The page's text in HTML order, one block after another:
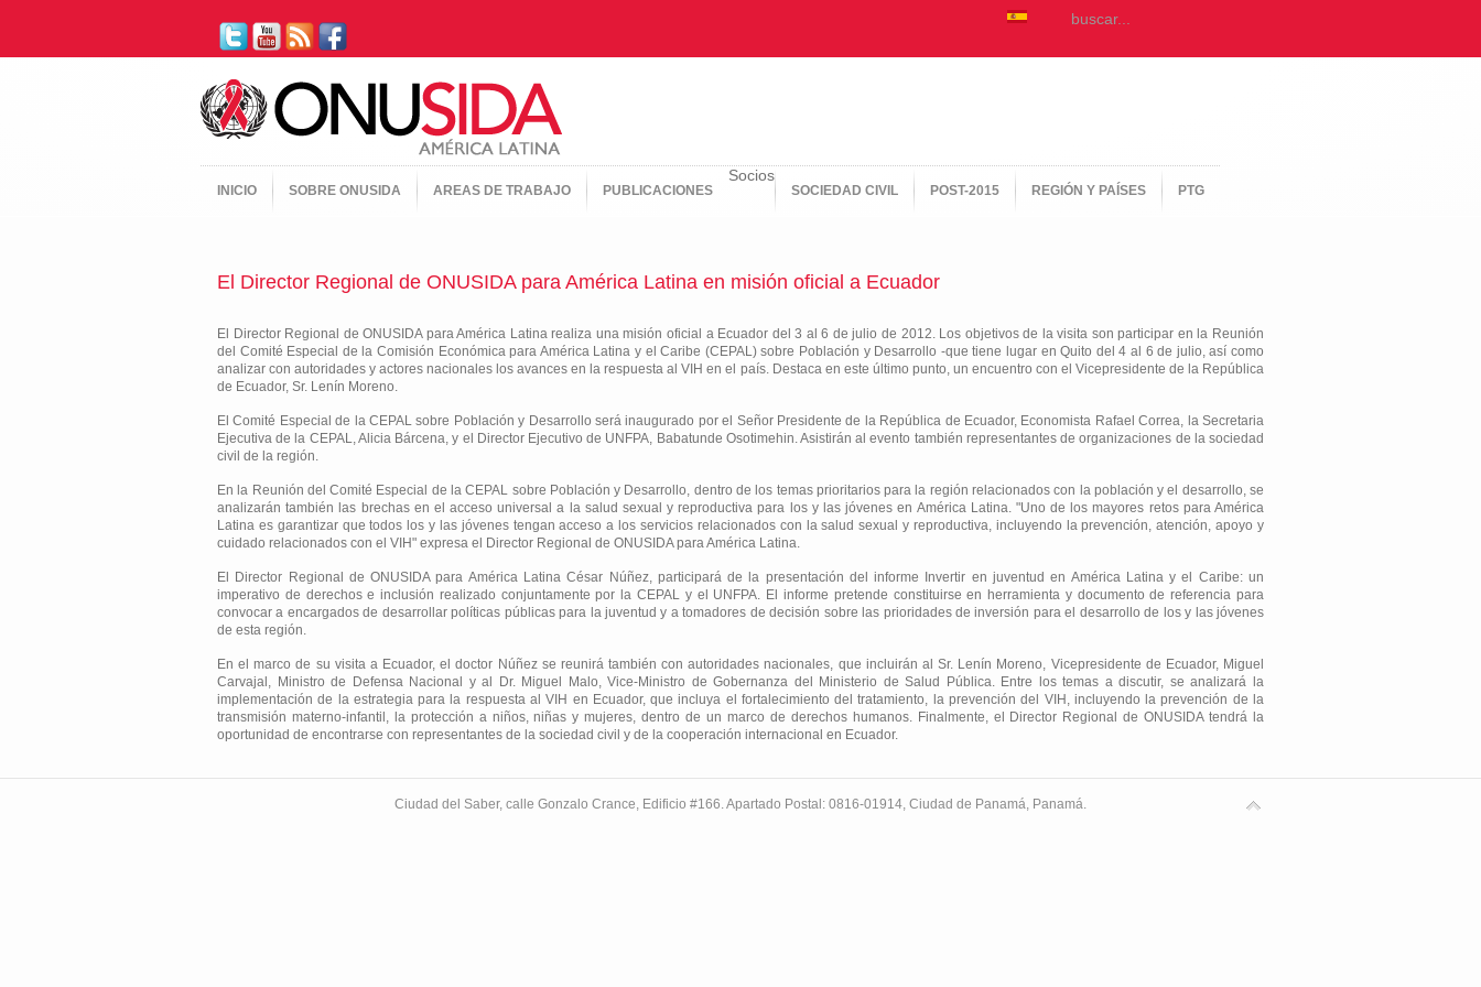
INICIO SOBRE ONUSIDA AREAS DE TRABAJO PUBLICACIONES
Socios
SOCIEDAD CIVIL POST-2015 REGIÓN Y PAÍSES PTG
El Director Regional de ONUSIDA para América Latina en misión oficial a Ecuador
El Director Regional de ONUSIDA para América Latina realiza una misión oficial a Ecuador del 3 al 6 de julio de 2012. Los objetivos de la visita son participar en la Reunión
del Comité Especial de la Comisión Económica para América Latina y el Caribe (CEPAL) sobre Población y Desarrollo -que tiene lugar en Quito del 4 al 6 de julio, así como
analizar con autoridades y actores nacionales los avances en la respuesta al VIH en el país. Destaca en este último punto, un encuentro con el Vicepresidente de la República
de Ecuador, Sr. Lenín Moreno.
El Comité Especial de la CEPAL sobre Población y Desarrollo será inaugurado por el Señor Presidente de la República de Ecuador, Economista Rafael Correa, la Secretaria
Ejecutiva de la CEPAL, Alicia Bárcena, y el Director Ejecutivo de UNFPA, Babatunde Osotimehin. Asistirán al evento también representantes de organizaciones de la sociedad
civil de la región.
En la Reunión del Comité Especial de la CEPAL sobre Población y Desarrollo, dentro de los temas prioritarios para la región relacionados con la población y el desarrollo, se
analizarán también las brechas en el acceso universal a la salud sexual y reproductiva para los y las jóvenes en América Latina. "Uno de los mayores retos para América
Latina es garantizar que todos los y las jóvenes tengan acceso a los servicios relacionados con la salud sexual y reproductiva, incluyendo la prevención, atención, apoyo y
cuidado relacionados con el VIH" expresa el Director Regional de ONUSIDA para América Latina.
El Director Regional de ONUSIDA para América Latina César Núñez, participará de la presentación del informe Invertir en juventud en América Latina y el Caribe: un
imperativo de derechos e inclusión realizado conjuntamente por la CEPAL y el UNFPA. El informe pretende constituirse en herramienta y documento de referencia para
convocar a encargados de desarrollar políticas públicas para la juventud y a tomadores de decisión sobre las prioridades de inversión para el desarrollo de los y las jóvenes
de esta región.
En el marco de su visita a Ecuador, el doctor Núñez se reunirá también con autoridades nacionales, que incluirán al Sr. Lenín Moreno, Vicepresidente de Ecuador, Miguel
Carvajal, Ministro de Defensa Nacional y al Dr. Miguel Malo, Vice-Ministro de Gobernanza del Ministerio de Salud Pública. Entre los temas a discutir, se analizará la
implementación de la estrategia para la respuesta al VIH en Ecuador, que incluya el fortalecimiento del tratamiento, la prevención del VIH, incluyendo la prevención de la
transmisión materno-infantil, la protección a niños, niñas y mujeres, dentro de un marco de derechos humanos. Finalmente, el Director Regional de ONUSIDA tendrá la
oportunidad de encontrarse con representantes de la sociedad civil y de la cooperación internacional en Ecuador.
Ciudad del Saber, calle Gonzalo Crance, Edificio #166. Apartado Postal: 0816-01914, Ciudad de Panamá, Panamá.